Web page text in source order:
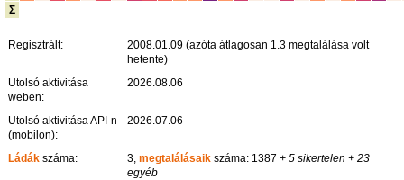
Σ
Regisztrált:
2008.01.09 (azóta átlagosan 1.3 megtalálása volt
hetente)
Utolsó aktivitása
weben:
2026.08.06
Utolsó aktivitása API-n
(mobilon):
2026.07.06
Ládák száma: 3,megtalálásaik száma: 1387 + 5 sikertelen + 23
egyéb